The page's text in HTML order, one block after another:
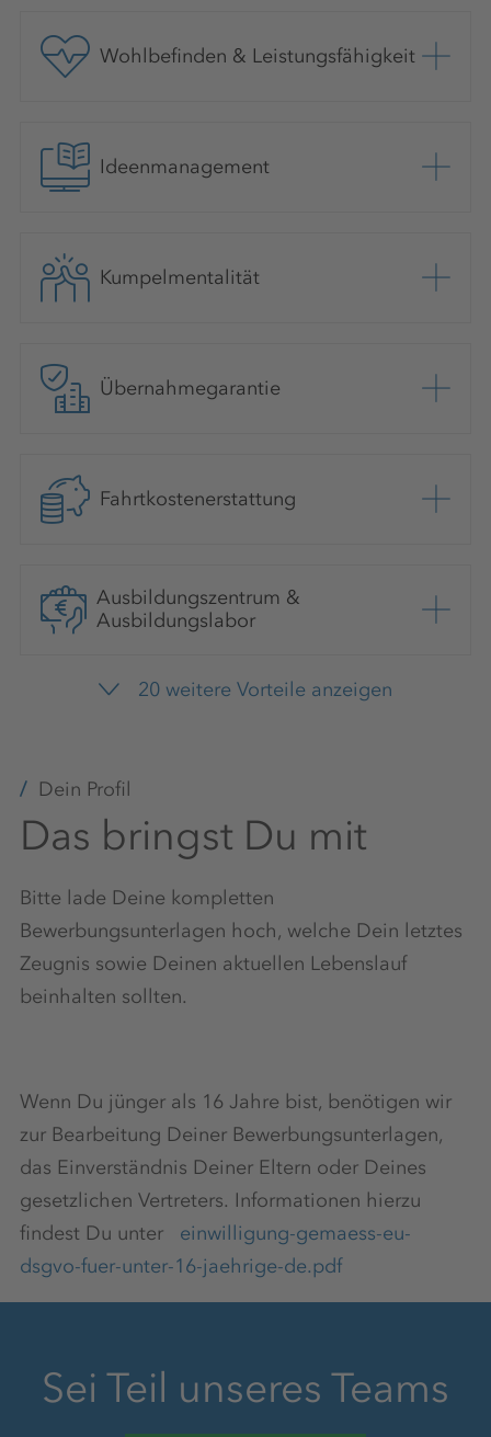
Wohlbefinden & Leistungsfähigkeit
Ideenmanagement
Kumpelmentalität
Übernahmegarantie
Fahrtkostenerstattung
Ausbildungszentrum &
Ausbildungslabor
Weiterbildungen
Arbeitskleidung
Aufstiegsmöglichkeiten
Mindestens 30 Tage Urlaub
Kiosk/Imbiss
20 weitere Vorteile anzeigen
Dein Profil
Das bringst Du mit
Bitte lade Deine kompletten
Bewerbungsunterlagen hoch, welche Dein letztes
Zeugnis sowie Deinen aktuellen Lebenslauf
beinhalten sollten.
Wenn Du jünger als 16 Jahre bist, benötigen wir
zur Bearbeitung Deiner Bewerbungsunterlagen,
das Einverständnis Deiner Eltern oder Deines
gesetzlichen Vertreters. Informationen hierzu
findest Du unter
einwilligung-gemaess-eu-
dsgvo-fuer-unter-16-jaehrige-de.pdf
Sei Teil unseres Teams